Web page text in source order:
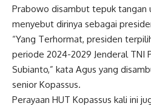
Prabowo disambut tepuk tangan
menyebut dirinya sebagai
“Yang Terhormat, presiden
periode 2024-2029 Jenderal TNI
Subianto,” kata Agus yang
senior Kopassus.
Perayaan HUT Kopassus kali ini